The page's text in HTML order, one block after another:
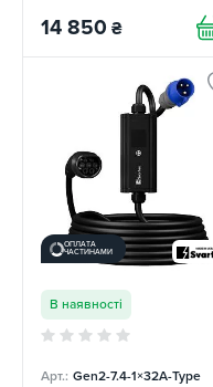
14 850 ₴
ОПЛАТА
ЧАСТИНАМИ
В наявності
Арт.: Gen2-7.4-1×32А-Type